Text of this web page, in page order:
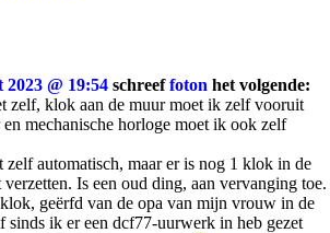
@ 19:54 schreeffoton het volgende:
zelf, klok aan de muur moet ik zelf vooruit
mechanische horloge moet ik ook zelf
zelf automatisch, maar er is nog 1 klok in de
Is een oud ding, aan vervanging toe.
geërfd van de opa van mijn vrouw in de
sinds ik er een dcf77-uurwerk in heb gezet